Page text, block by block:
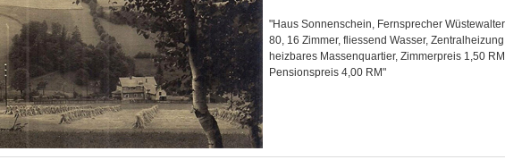
"Haus Sonnenschein, Fernsprecher
80, 16 Zimmer, fliessend Wasser,
heizbares Massenquartier, Zimmerpreis 1,50
Pensionspreis 4,00 RM"